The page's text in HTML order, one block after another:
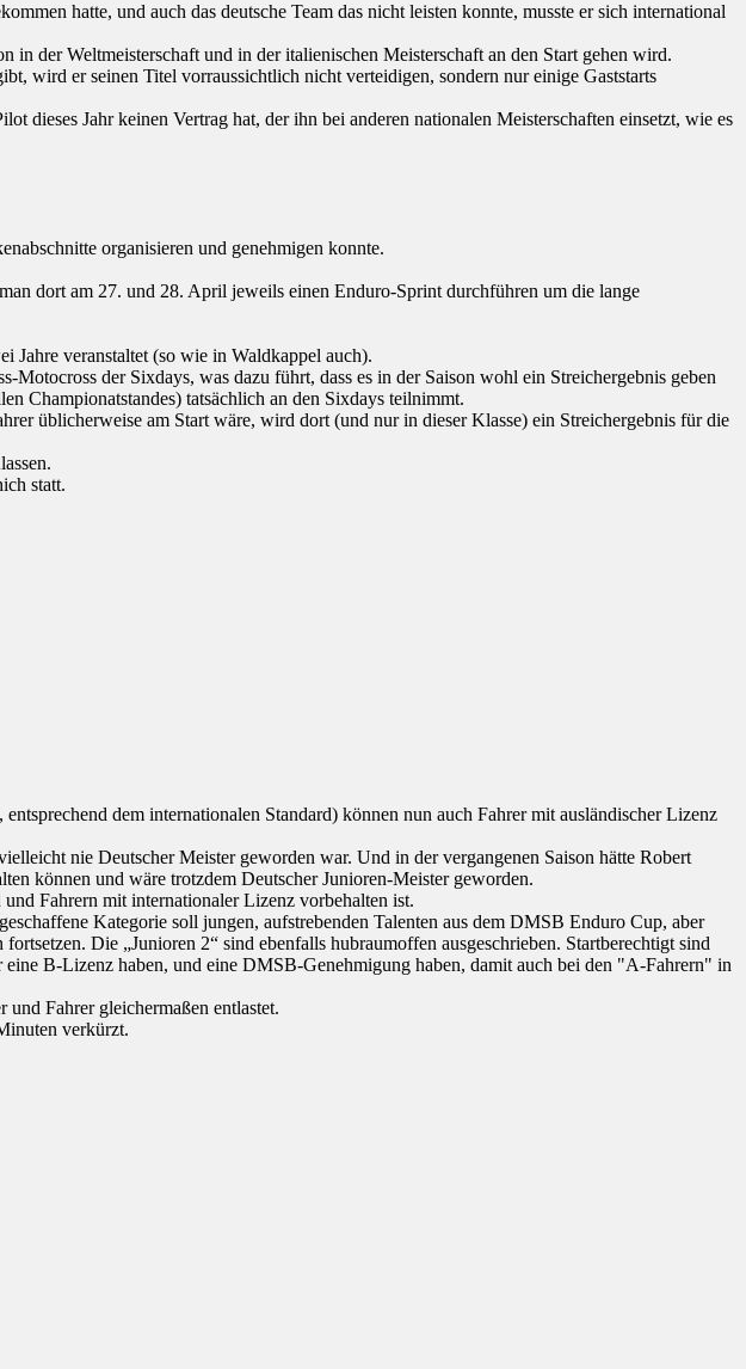
hatte, und auch das deutsche Team das nicht leisten konnte, musste er sich international
der Weltmeisterschaft und in der italienischen Meisterschaft an den Start gehen wird.
wird er seinen Titel vorraussichtlich nicht verteidigen, sondern nur einige Gaststarts
dieses Jahr keinen Vertrag hat, der ihn bei anderen nationalen Meisterschaften einsetzt, wie es
organisieren und genehmigen konnte.
dort am 27. und 28. April jeweils einen Enduro-Sprint durchführen um die lange
Jahre veranstaltet (so wie in Waldkappel auch).
der Sixdays, was dazu führt, dass es in der Saison wohl ein Streichergebnis geben
Championatstandes) tatsächlich an den Sixdays teilnimmt.
üblicherweise am Start wäre, wird dort (und nur in dieser Klasse) ein Streichergebnis für die
statt.
dem internationalen Standard) können nun auch Fahrer mit ausländischer Lizenz
nie Deutscher Meister geworden war. Und in der vergangenen Saison hätte Robert
können und wäre trotzdem Deutscher Junioren-Meister geworden.
Fahrern mit internationaler Lizenz vorbehalten ist.
Kategorie soll jungen, aufstrebenden Talenten aus dem DMSB Enduro Cup, aber
Die „Junioren 2“ sind ebenfalls hubraumoffen ausgeschrieben. Startberechtigt sind
B-Lizenz haben, und eine DMSB-Genehmigung haben, damit auch bei den "A-Fahrern" in
Fahrer gleichermaßen entlastet.
verkürzt.